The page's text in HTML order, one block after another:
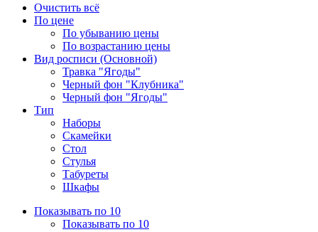
Очистить всё
По цене
По убыванию цены
По возрастанию цены
Вид росписи (Основной)
Травка "Ягоды"
Черный фон "Клубника"
Черный фон "Ягоды"
Тип
Наборы
Скамейки
Стол
Стулья
Табуреты
Шкафы
Показывать по 10
Показывать по 10